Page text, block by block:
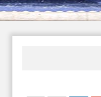
English עברית צור קשר